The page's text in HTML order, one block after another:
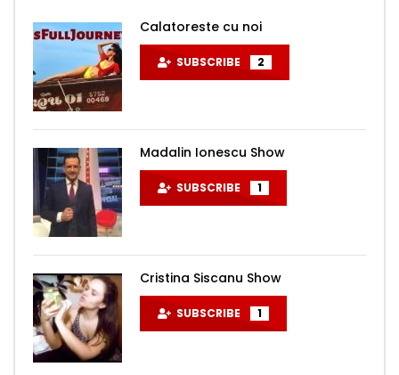
Calatoreste cu noi
SUBSCRIBE 2
Madalin Ionescu Show
SUBSCRIBE 1
Cristina Siscanu Show
SUBSCRIBE 1